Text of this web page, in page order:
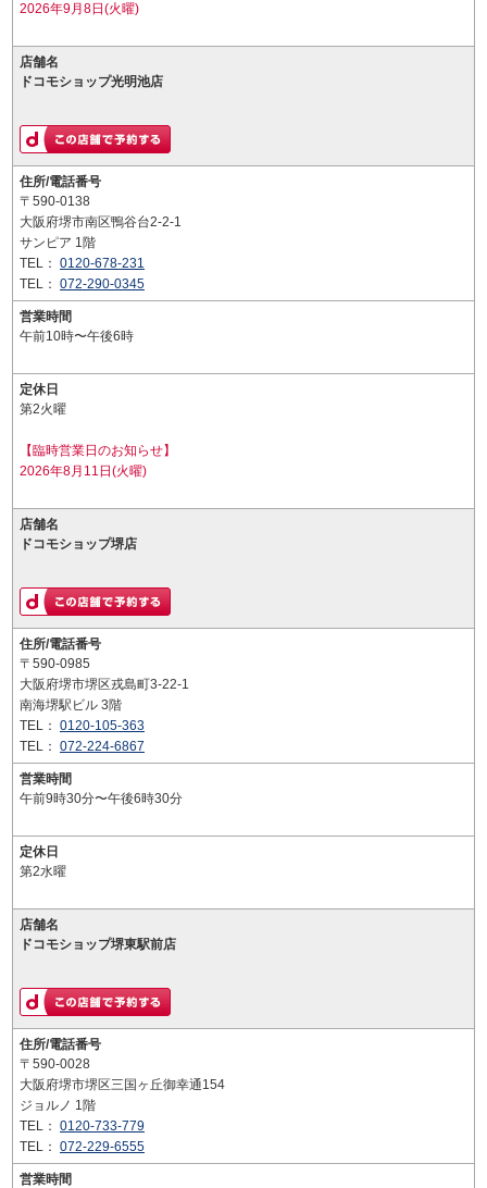
2026年9月8日(火曜)
店舗名
ドコモショップ光明池店
住所/電話番号
〒590-0138
大阪府堺市南区鴨谷台2-2-1
サンピア 1階
TEL： 0120-678-231
TEL： 072-290-0345
営業時間
午前10時〜午後6時
定休日
第2火曜
【臨時営業日のお知らせ】
2026年8月11日(火曜)
店舗名
ドコモショップ堺店
住所/電話番号
〒590-0985
大阪府堺市堺区戎島町3-22-1
南海堺駅ビル 3階
TEL： 0120-105-363
TEL： 072-224-6867
営業時間
午前9時30分〜午後6時30分
定休日
第2水曜
店舗名
ドコモショップ堺東駅前店
住所/電話番号
〒590-0028
大阪府堺市堺区三国ヶ丘御幸通154
ジョルノ 1階
TEL： 0120-733-779
TEL： 072-229-6555
営業時間